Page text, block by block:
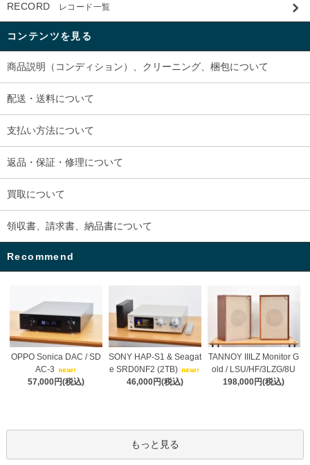
RECORD レコード一覧
コンテンツを見る
商品説明（コンディション）、クリーニング、梱包について
配送・送料について
支払い方法について
返品・保証・修理について
買取について
領収書、請求書、納品書について
Recommend
OPPO Sonica DAC / SD
AC-3
57,000円(税込)
SONY HAP-S1 & Seagat
e SRD0NF2 (2TB)
46,000円(税込)
TANNOY IIILZ Monitor G
old / LSU/HF/3LZG/8U
198,000円(税込)
もっと見る